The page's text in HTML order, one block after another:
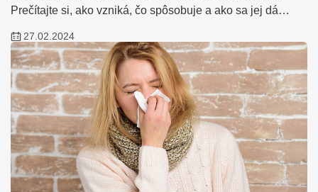
Prečítajte si, ako vzniká, čo spôsobuje a ako sa jej dá…
27.02.2024